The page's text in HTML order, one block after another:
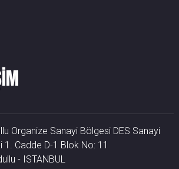
Organize Sanayi Bölgesi DES Sanayi
1. Cadde D-1 Blok No: 11
- ISTANBUL